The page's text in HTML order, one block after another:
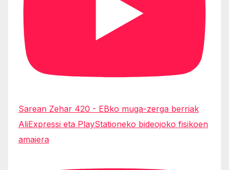
Sarean Zehar 420 - EBko muga-zerga berriak
AliExpressi eta PlayStationeko bideojoko fisikoen
amaiera